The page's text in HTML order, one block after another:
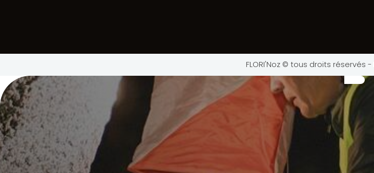
FLORI'Noz © tous droits réservés -